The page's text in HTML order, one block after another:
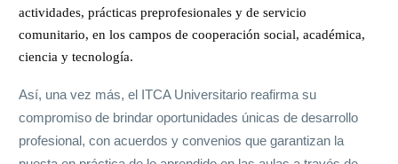
actividades, prácticas preprofesionales y de servicio
comunitario, en los campos de cooperación social, académica,
ciencia y tecnología.
Así, una vez más, el ITCA Universitario reafirma su
compromiso de brindar oportunidades únicas de desarrollo
profesional, con acuerdos y convenios que garantizan la